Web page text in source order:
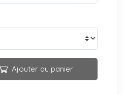
Ajouter au panier